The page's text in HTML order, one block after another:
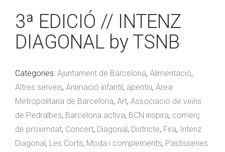
3ª EDICIÓ // INTENZ
DIAGONAL by TSNB
Categories: Ajuntament de Barcelona, Alimentació,
Altres serveis, Animació infantil, aperitiu, Àrea
Metropolitana de Barcelona, Art, Associació de veïns
de Pedralbes, Barcelona activa, BCN inspira, comerç
de proximitat, Concert, Diagonal, Districte, Fira, Intenz
Diagonal, Les Corts, Moda i complements, Pastisseries